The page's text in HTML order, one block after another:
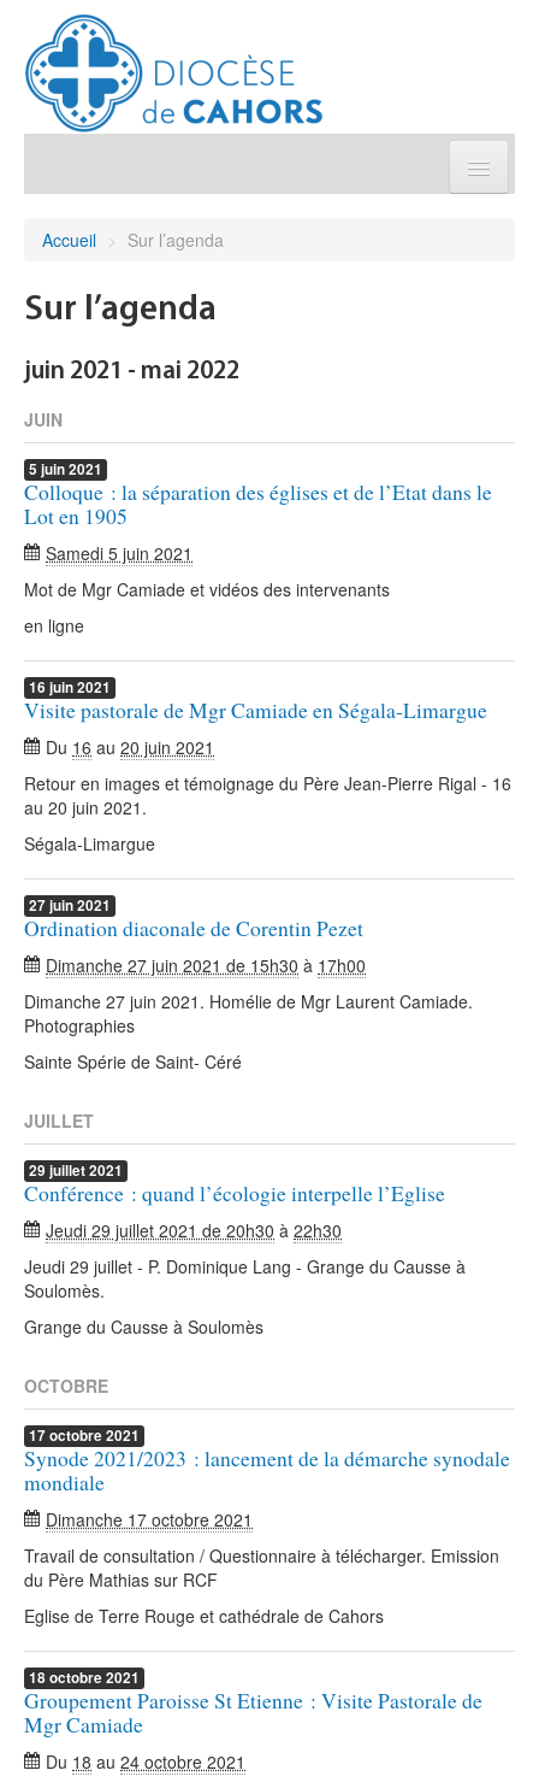
Agenda diocésain
Je donne
Accueil > Sur l’agenda
Sur l’agenda
juin 2021 - mai 2022
JUIN
5 juin2021
Colloque : la séparation des églises et de l’Etat dans le
Lot en 1905
Samedi 5 juin 2021
Mot de Mgr Camiade et vidéos des intervenants
en ligne
16 juin2021
Visite pastorale de Mgr Camiade en Ségala-Limargue
Du 16 au 20 juin 2021
Retour en images et témoignage du Père Jean-Pierre Rigal - 16
au 20 juin 2021.
Ségala-Limargue
27juin2021
Ordination diaconale de Corentin Pezet
Dimanche 27 juin 2021 de 15h30 à 17h00
Dimanche 27 juin 2021. Homélie de Mgr Laurent Camiade.
Photographies
Sainte Spérie de Saint- Céré
JUILLET
29 juillet2021
Conférence : quand l’écologie interpelle l’Eglise
Jeudi 29 juillet 2021 de 20h30 à 22h30
Jeudi 29 juillet - P. Dominique Lang - Grange du Causse à
Soulomès.
Grange du Causse à Soulomès
OCTOBRE
17octobre2021
Synode 2021/2023 : lancement de la démarche synodale
mondiale
Dimanche 17 octobre 2021
Travail de consultation / Questionnaire à télécharger. Emission
du Père Mathias sur RCF
Eglise de Terre Rouge et cathédrale de Cahors
18octobre2021
Groupement Paroisse St Etienne : Visite Pastorale de
Mgr Camiade
Du 18 au 24 octobre 2021